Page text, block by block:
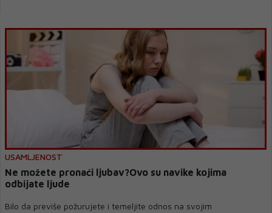
USAMLJENOST
Ne možete pronaći ljubav?Ovo su navike kojima
odbijate ljude
Bilo da previše požurujete i temeljite odnos na svojim